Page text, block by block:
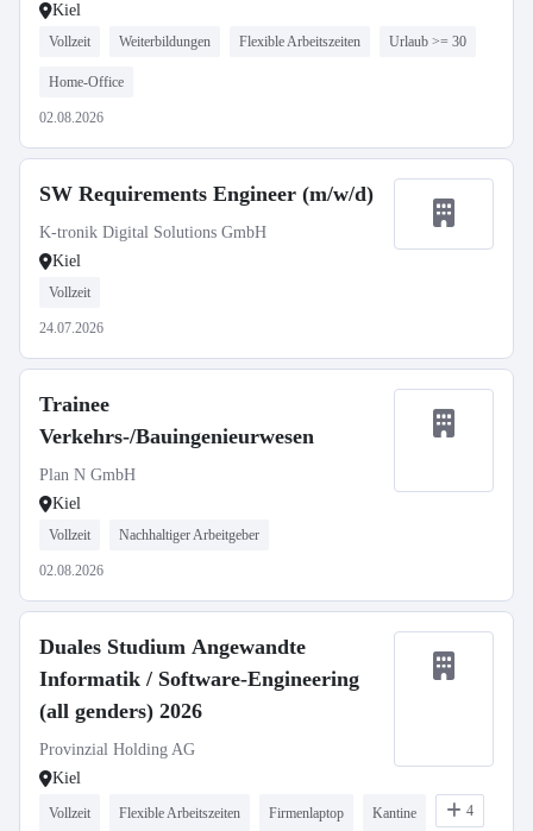
Kiel
Vollzeit Weiterbildungen Flexible Arbeitszeiten Urlaub >= 30
Home-Office
02.08.2026
SW Requirements Engineer (m/w/d)
K-tronik Digital Solutions GmbH
Kiel
Vollzeit
24.07.2026
Trainee
Verkehrs-/Bauingenieurwesen
Plan N GmbH
Kiel
Vollzeit Nachhaltiger Arbeitgeber
02.08.2026
Duales Studium Angewandte
Informatik / Software-Engineering
(all genders) 2026
Provinzial Holding AG
Kiel
Vollzeit Flexible Arbeitszeiten Firmenlaptop Kantine 4